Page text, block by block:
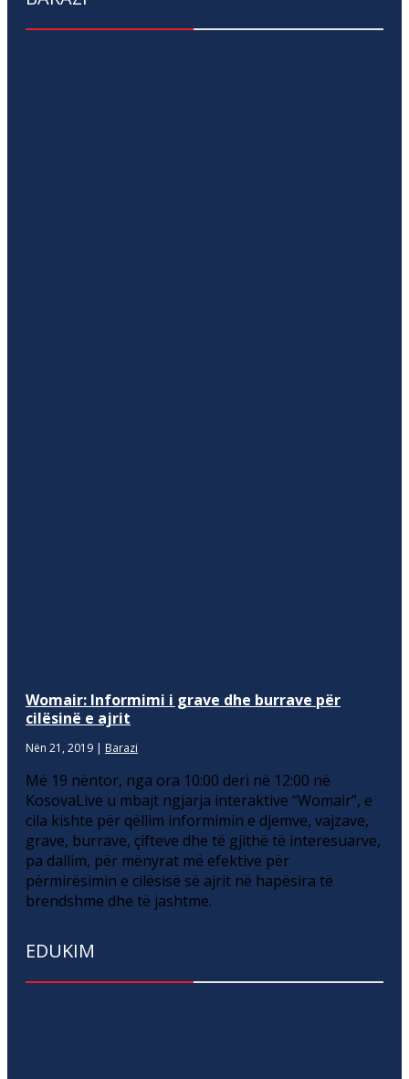
Womair: Informimi i grave dhe burrave për
cilësinë e ajrit
Nën 21, 2019 | Barazi
Më 19 nëntor, nga ora 10:00 deri në 12:00 në
KosovaLive u mbajt ngjarja interaktive “Womair”, e
cila kishte për qëllim informimin e djemve, vajzave,
grave, burrave, çifteve dhe të gjithë të interesuarve,
pa dallim, për mënyrat më efektive për
përmirësimin e cilësisë së ajrit në hapësira të
brendshme dhe të jashtme.
EDUKIM